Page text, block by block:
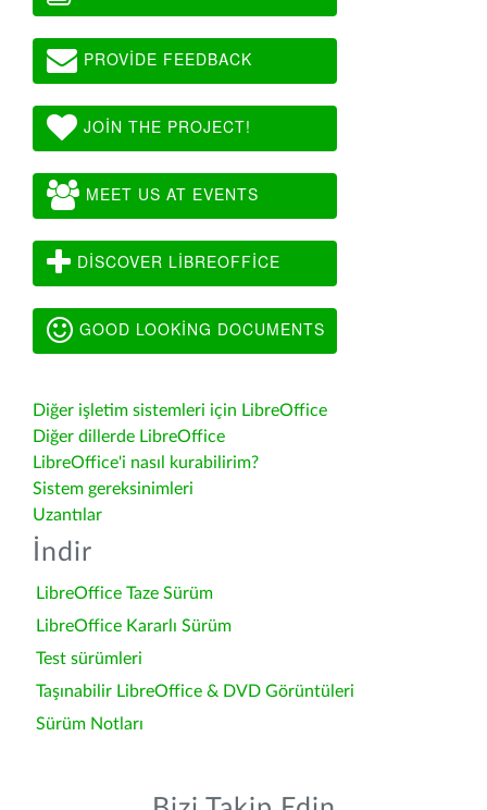
PROVIDE FEEDBACK
JOIN THE PROJECT!
MEET US AT EVENTS
DISCOVER LIBREOFFICE
GOOD LOOKING DOCUMENTS
Diğer işletim sistemleri için LibreOffice
Diğer dillerde LibreOffice
LibreOffice'i nasıl kurabilirim?
Sistem gereksinimleri
Uzantılar
İndir
LibreOffice Taze Sürüm
LibreOffice Kararlı Sürüm
Test sürümleri
Taşınabilir LibreOffice & DVD Görüntüleri
Sürüm Notları